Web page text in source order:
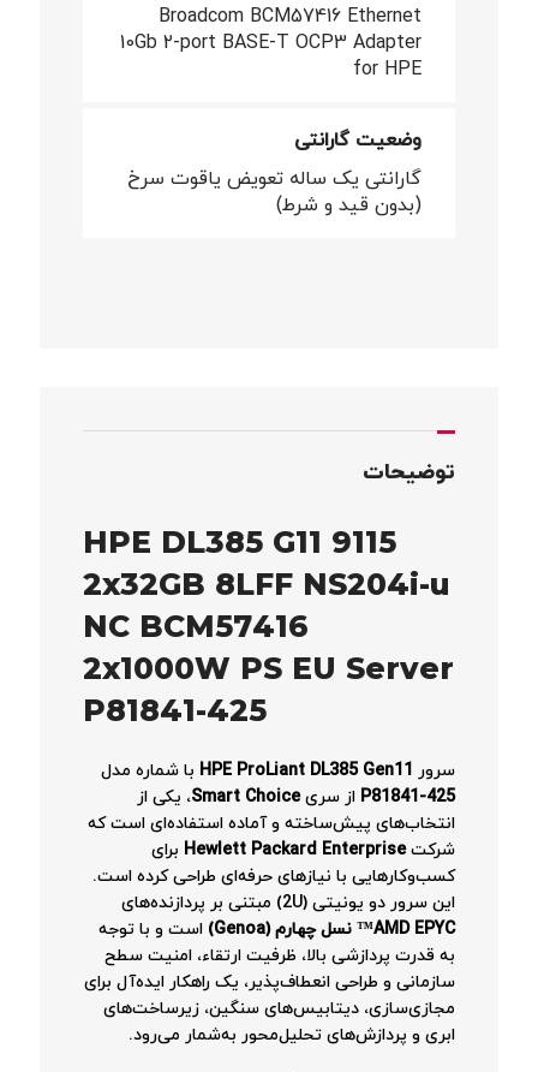
Broadcom BCM57416 Ethernet
10Gb 2-port BASE-T OCP3 Adapter
for HPE
وضعیت گارانتی
گارانتی یک ساله تعویض یاقوت سرخ
(بدون قید و شرط)
توضیحات
HPE DL385 G11 9115
2x32GB 8LFF NS204i-u
NC BCM57416
2x1000W PS EU Server
P81841-425
سرور HPE ProLiant DL385 Gen11 با شماره مدل
P81841-425 از سریSmart Choice، یکی از
انتخاب‌های پیش‌ساخته و آماده استفاده‌ای است که
شرکتHewlett Packard Enterprise برای
کسب‌وکارهایی با نیازهای حرفه‌ای طراحی کرده است.
این سرور دو یونیتی (2U) مبتنی بر پردازنده‌های
AMD EPYC™ نسل چهارم (Genoa)
است و با توجه
به قدرت پردازشی بالا، ظرفیت ارتقاء، امنیت سطح
سازمانی و طراحی انعطاف‌پذیر، یک راهکار ایده‌آل برای
مجازی‌سازی، دیتابیس‌های سنگین، زیرساخت‌های
ابری و پردازش‌های تحلیل‌محور به‌شمار می‌رود.